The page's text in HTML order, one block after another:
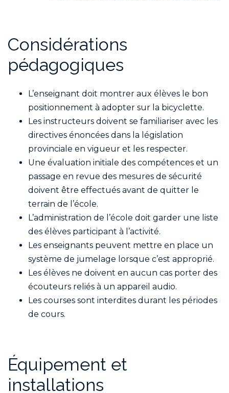
Considérations
pédagogiques
L’enseignant doit montrer aux élèves le bon
positionnement à adopter sur la bicyclette.
Les instructeurs doivent se familiariser avec les
directives énoncées dans la législation
provinciale en vigueur et les respecter.
Une évaluation initiale des compétences et un
passage en revue des mesures de sécurité
doivent être effectués avant de quitter le
terrain de l’école.
L’administration de l’école doit garder une liste
des élèves participant à l’activité.
Les enseignants peuvent mettre en place un
système de jumelage lorsque c’est approprié.
Les élèves ne doivent en aucun cas porter des
écouteurs reliés à un appareil audio.
Les courses sont interdites durant les périodes
de cours.
Équipement et
installations